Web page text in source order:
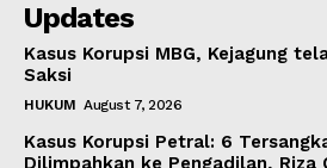
Updates
Kasus Korupsi MBG, Kejagung
Saksi
HUKUM August 7, 2026
Kasus Korupsi Petral: 6
Dilimpahkan ke Pengadilan, Riza